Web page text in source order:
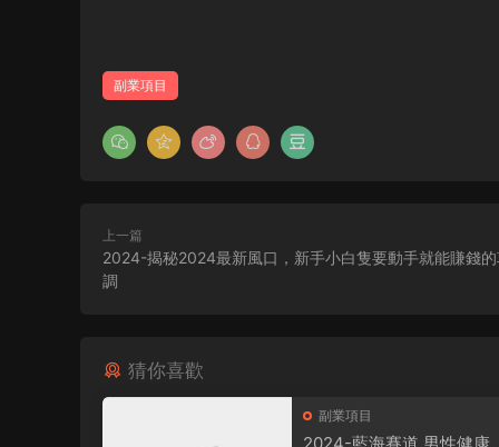
副業項目
上一篇
2024-揭秘2024最新風口，新手小白隻要動手就能賺錢
調
猜你喜歡
副業項目